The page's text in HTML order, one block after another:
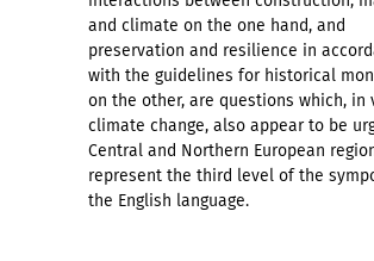
and climate on the one hand, and
preservation and resilience in
with the guidelines for historical
on the other, are questions which, in
climate change, also appear to be
Central and Northern European
represent the third level of the
the English language.